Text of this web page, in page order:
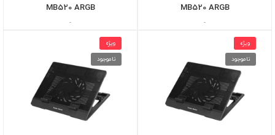
MB520 ARGB
-
MB520 ARGB
-
ویژه
ناموجود
ویژه
ناموجود